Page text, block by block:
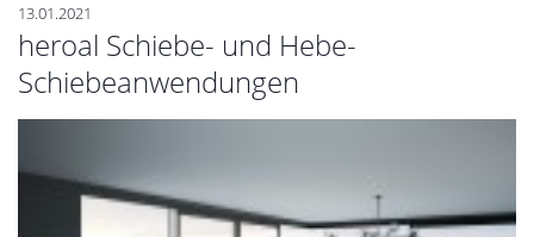
13.01.2021
heroal Schiebe- und Hebe-
Schiebeanwendungen